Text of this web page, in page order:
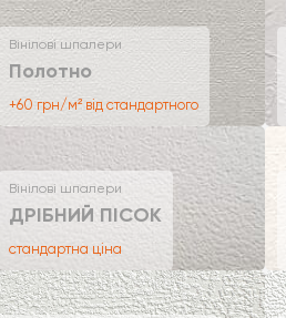
Вінілові шпалери
Полотно
+60 грн/м² від стандартного
Вінілові шпалери
ДРІБНИЙ ПІСОК
стандартна ціна